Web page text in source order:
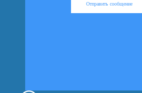
Отправить сообщение